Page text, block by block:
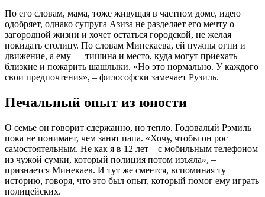
По его словам, мама, тоже живущая в частном доме, идею
одобряет, однако супруга Азиза не разделяет его мечту о
загородной жизни и хочет остаться городской, не желая
покидать столицу. По словам Минекаева, ей нужны огни и
движение, а ему — тишина и место, куда могут приехать
близкие и пожарить шашлыки. «Но это нормально. У каждого
свои предпочтения», – философски замечает Рузиль.
Печальный опыт из юности
О семье он говорит сдержанно, но тепло. Годовалый Рэмиль
пока не понимает, чем занят папа. «Хочу, чтобы он рос
самостоятельным. Не как я в 12 лет – с мобильным телефоном
из чужой сумки, который полиция потом изъяла», –
признается Минекаев. И тут же смеется, вспоминая ту
историю, говоря, что это был опыт, который помог ему играть
полицейских.